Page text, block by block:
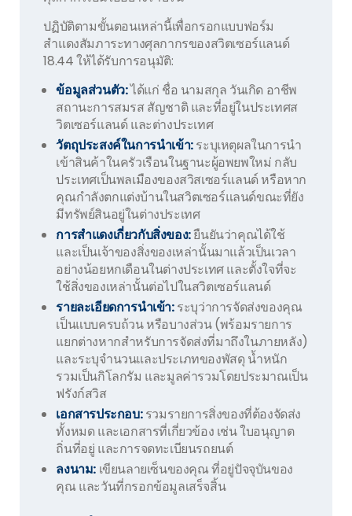
ปฏิบัติตามขั้นตอนเหล่านี้เพื่อกรอกแบบฟอร์ม
สำแดงสัมภาระทางศุลกากรของสวิตเซอร์แลนด์
18.44 ให้ได้รับการอนุมัติ:
ข้อมูลส่วนตัว:ได้แก่ ชื่อ นามสกุล วันเกิด อาชีพ
สถานะการสมรส สัญชาติ และที่อยู่ในประเทศส
วิตเซอร์แลนด์ และต่างประเทศ
วัตถุประสงค์ในการนำเข้า:ระบุเหตุผลในการนำ
เข้าสินค้าในครัวเรือนในฐานะผู้อพยพใหม่ กลับ
ประเทศเป็นพลเมืองของสวิสเซอร์แลนด์ หรือหาก
คุณกำลังตกแต่งบ้านในสวิตเซอร์แลนด์ขณะที่ยัง
มีทรัพย์สินอยู่ในต่างประเทศ
การสำแดงเกี่ยวกับสิ่งของ:ยืนยันว่าคุณได้ใช้
และเป็นเจ้าของสิ่งของเหล่านั้นมาแล้วเป็นเวลา
อย่างน้อยหกเดือนในต่างประเทศ และตั้งใจที่จะ
ใช้สิ่งของเหล่านั้นต่อไปในสวิตเซอร์แลนด์
รายละเอียดการนำเข้า:ระบุว่าการจัดส่งของคุณ
เป็นแบบครบถ้วน หรือบางส่วน (พร้อมรายการ
แยกต่างหากสำหรับการจัดส่งที่มาถึงในภายหลัง)
และระบุจำนวนและประเภทของพัสดุ น้ำหนัก
รวมเป็นกิโลกรัม และมูลค่ารวมโดยประมาณเป็น
ฟรังก์สวิส
เอกสารประกอบ:รวมรายการสิ่งของที่ต้องจัดส่ง
ทั้งหมด และเอกสารที่เกี่ยวข้อง เช่น ใบอนุญาต
ถิ่นที่อยู่ และการจดทะเบียนรถยนต์
ลงนาม: เขียนลายเซ็นของคุณ ที่อยู่ปัจจุบันของ
คุณ และวันที่กรอกข้อมูลเสร็จสิ้น